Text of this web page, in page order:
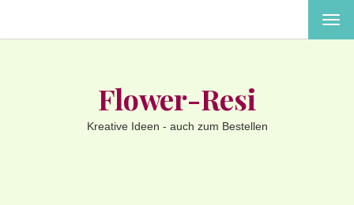
Flower-Resi
Kreative Ideen - auch zum Bestellen